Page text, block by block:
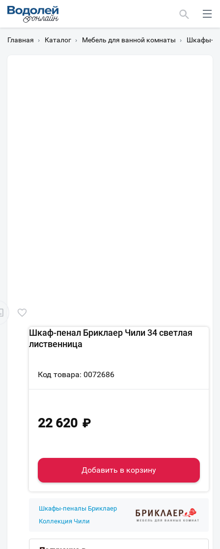
Главная › Каталог › Мебель для ванной комнаты › Шкафы-
Шкаф-пенал Бриклаер Чили 34 светлая
лиственница
Код товара: 0072686
22 620 ₽
Добавить в корзину
Шкафы-пеналы Бриклаер
Коллекция Чили